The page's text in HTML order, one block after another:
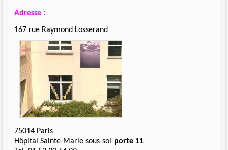
Adresse :
167 rue Raymond Losserand
75014 Paris
Hôpital Sainte-Marie sous-sol-porte 11